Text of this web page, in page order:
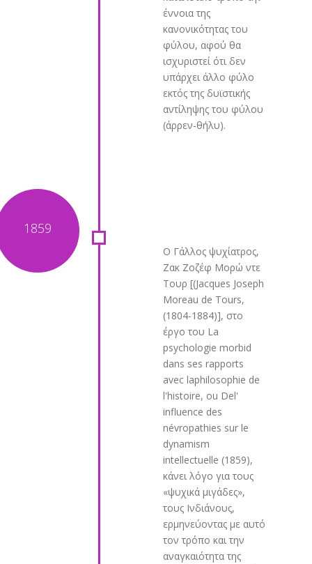
έννοια της
κανονικότητας του
φύλου, αφού θα
ισχυριστεί ότι δεν
υπάρχει άλλο φύλο
εκτός της δυϊστικής
αντίληψης του φύλου
(άρρεν-θήλυ).
Ο Γάλλος ψυχίατρος,
Ζακ Ζοζέφ Μορώ ντε
Τουρ [(Jacques Joseph
Moreau de Tours,
(1804-1884)], στο
έργο του La
psychologie morbid
dans ses rapports
avec laphilosophie de
l'histoire, ou Del'
influence des
névropathies sur le
dynamism
intellectuelle (1859),
κάνει λόγο για τους
«ψυχικά μιγάδες»,
τους Ινδιάνους,
ερμηνεύοντας με αυτό
τον τρόπο και την
αναγκαιότητα της